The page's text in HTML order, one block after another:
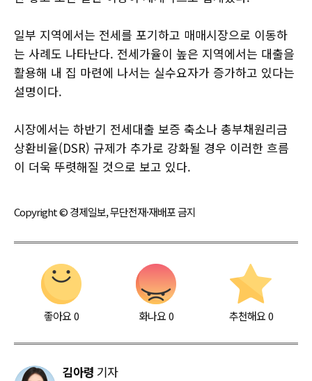
일부 지역에서는 전세를 포기하고 매매시장으로 이동하
는 사례도 나타난다. 전세가율이 높은 지역에서는 대출을
활용해 내 집 마련에 나서는 실수요자가 증가하고 있다는
설명이다.
시장에서는 하반기 전세대출 보증 축소나 총부채원리금
상환비율(DSR) 규제가 추가로 강화될 경우 이러한 흐름
이 더욱 뚜렷해질 것으로 보고 있다.
Copyright © 경제일보, 무단전재·재배포 금지
좋아요0 화나요0 추천해요 0
김아령 기자